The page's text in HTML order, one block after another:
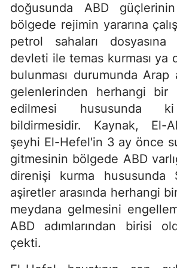
doğusunda ABD güçlerinin
bölgede rejimin yararına
petrol sahaları
devleti ile temas kurması ya
bulunması durumunda
gelenlerinden herhangi bir
edilmesi hususunda ki
bildirmesidir. Kaynak, El-
şeyhi El-Hefel'in 3 ay önce
gitmesinin bölgede ABD
direnişi kurma hususunda
aşiretler arasında herhangi
meydana gelmesini
ABD adımlarından birisi
çekti.